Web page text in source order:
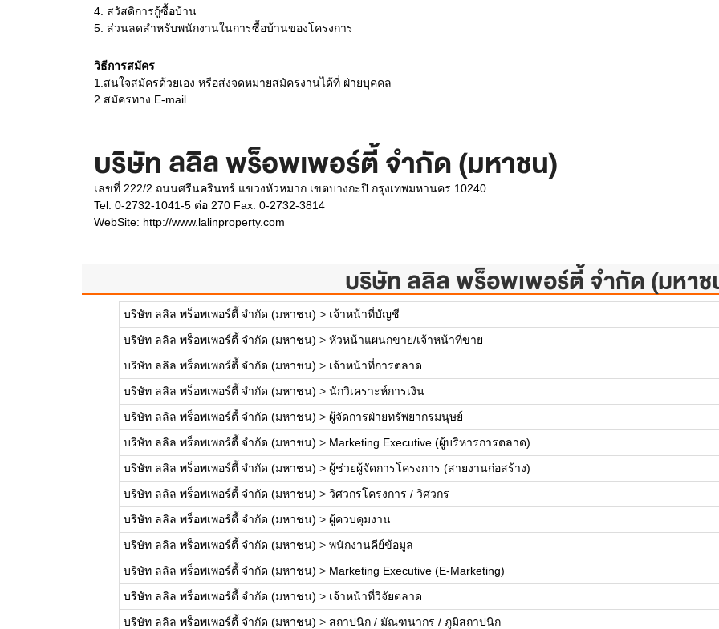
4. สวัสดิการกู้ซื้อบ้าน
5. ส่วนลดสำหรับพนักงานในการซื้อบ้านของโครงการ
วิธีการสมัคร
1.สนใจสมัครด้วยเอง หรือส่งจดหมายสมัครงานได้ที่ ฝ่ายบุคคล
2.สมัครทาง E-mail
บริษัท ลลิล พร็อพเพอร์ตี้ จำกัด (มหาชน)
เลขที่ 222/2 ถนนศรีนครินทร์ แขวงหัวหมาก เขตบางกะปิ กรุงเทพมหานคร 10240
Tel: 0-2732-1041-5 ต่อ 270 Fax: 0-2732-3814
WebSite: http://www.lalinproperty.com
บริษัท ลลิล พร็อพเพอร์ตี้ จำกัด (มหาช
บริษัท ลลิล พร็อพเพอร์ตี้ จำกัด (มหาชน) > เจ้าหน้าที่บัญชี
บริษัท ลลิล พร็อพเพอร์ตี้ จำกัด (มหาชน) > หัวหน้าแผนกขาย/เจ้าหน้าที่ขาย
บริษัท ลลิล พร็อพเพอร์ตี้ จำกัด (มหาชน) > เจ้าหน้าที่การตลาด
บริษัท ลลิล พร็อพเพอร์ตี้ จำกัด (มหาชน) > นักวิเคราะห์การเงิน
บริษัท ลลิล พร็อพเพอร์ตี้ จำกัด (มหาชน) > ผู้จัดการฝ่ายทรัพยากรมนุษย์
บริษัท ลลิล พร็อพเพอร์ตี้ จำกัด (มหาชน) > Marketing Executive (ผู้บริหารการตลาด)
บริษัท ลลิล พร็อพเพอร์ตี้ จำกัด (มหาชน) > ผู้ช่วยผู้จัดการโครงการ (สายงานก่อสร้าง)
บริษัท ลลิล พร็อพเพอร์ตี้ จำกัด (มหาชน) > วิศวกรโครงการ / วิศวกร
บริษัท ลลิล พร็อพเพอร์ตี้ จำกัด (มหาชน) > ผู้ควบคุมงาน
บริษัท ลลิล พร็อพเพอร์ตี้ จำกัด (มหาชน) > พนักงานคีย์ข้อมูล
บริษัท ลลิล พร็อพเพอร์ตี้ จำกัด (มหาชน) > Marketing Executive (E-Marketing)
บริษัท ลลิล พร็อพเพอร์ตี้ จำกัด (มหาชน) > เจ้าหน้าที่วิจัยตลาด
บริษัท ลลิล พร็อพเพอร์ตี้ จำกัด (มหาชน) > สถาปนิก / มัณฑนากร / ภูมิสถาปนิก